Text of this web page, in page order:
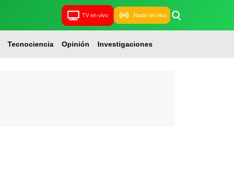
TV en vivo Radio en vivo
Tecnociencia Opinión Investigaciones